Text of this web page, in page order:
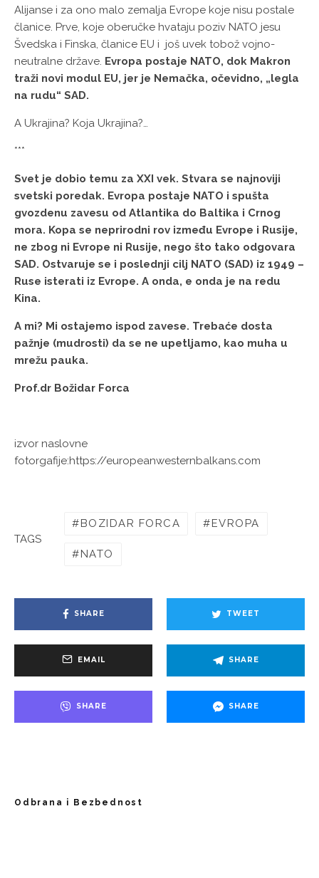
Alijanse i za ono malo zemalja Evrope koje nisu postale
članice. Prve, koje oberučke hvataju poziv NATO jesu
Švedska i Finska, članice EU i još uvek tobož vojno-
neutralne države. Evropa postaje NATO, dok Makron
traži novi modul EU, jer je Nemačka, očevidno, „legla
na rudu“ SAD.
A Ukrajina? Koja Ukrajina?…
***
Svet je dobio temu za XXI vek. Stvara se najnoviji
svetski poredak. Evropa postaje NATO i spušta
gvozdenu zavesu od Atlantika do Baltika i Crnog
mora. Kopa se neprirodni rov između Evrope i Rusije,
ne zbog ni Evrope ni Rusije, nego što tako odgovara
SAD. Ostvaruje se i poslednji cilj NATO (SAD) iz 1949 –
Ruse isterati iz Evrope. A onda, e onda je na redu
Kina.
A mi? Mi ostajemo ispod zavese. Trebaće dosta
pažnje (mudrosti) da se ne upetljamo, kao muha u
mrežu pauka.
Prof.dr Božidar Forca
izvor naslovne
fotorgafije:https://europeanwesternbalkans.com
TAGS
BOZIDAR FORCA EVROPA
NATO
SHARE TWEET
EMAIL SHARE
SHARE SHARE
Odbrana i Bezbednost